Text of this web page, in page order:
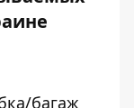
багаж